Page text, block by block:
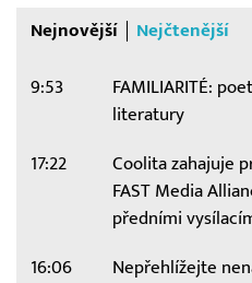
Nejnovější Nejčtenější
9:53
FAMILIARITÉ:
literatury
17:22
Coolita zahajuje
FAST Media
předními
16:06
Nepřehlížejte